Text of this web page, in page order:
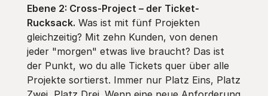
Ebene 2: Cross-Project – der Ticket-
Rucksack. Was ist mit fünf Projekten
gleichzeitig? Mit zehn Kunden, von denen
jeder "morgen" etwas live braucht? Das ist
der Punkt, wo du alle Tickets quer über alle
Projekte sortierst. Immer nur Platz Eins, Platz